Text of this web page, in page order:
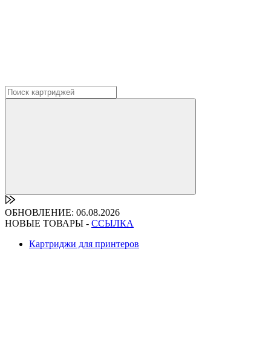
ОБНОВЛЕНИЕ: 06.08.2026
НОВЫЕ ТОВАРЫ - ССЫЛКА
Картриджи для принтеров